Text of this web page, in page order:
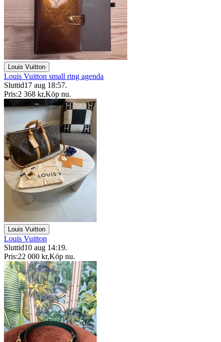
Louis Vuitton
Louis Vuitton small ring agenda
Sluttid17 aug 18:57.
Pris:2 368 kr,Köp nu.
Louis Vuitton
Louis Vuitton
Sluttid10 aug 14:19.
Pris:22 000 kr,Köp nu.